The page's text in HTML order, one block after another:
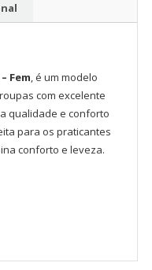
Fem, é um modelo
com excelente
qualidade e conforto
para os praticantes
conforto e leveza.